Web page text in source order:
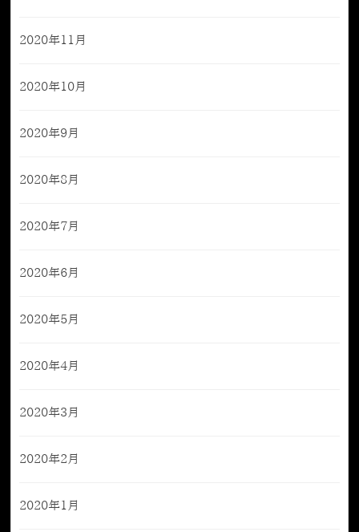
2020年11月
2020年10月
2020年9月
2020年8月
2020年7月
2020年6月
2020年5月
2020年4月
2020年3月
2020年2月
2020年1月